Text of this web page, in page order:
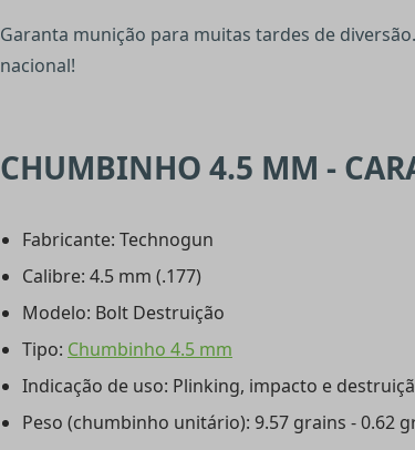
Garanta munição para muitas tardes de
nacional!
CHUMBINHO 4.5 MM -
Fabricante: Technogun
Calibre: 4.5 mm (.177)
Modelo: Bolt Destruição
Tipo: Chumbinho 4.5 mm
Indicação de uso: Plinking, impacto e
Peso (chumbinho unitário): 9.57 grains - 0.62